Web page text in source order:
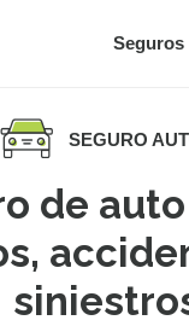
Seguros
SEGURO
de